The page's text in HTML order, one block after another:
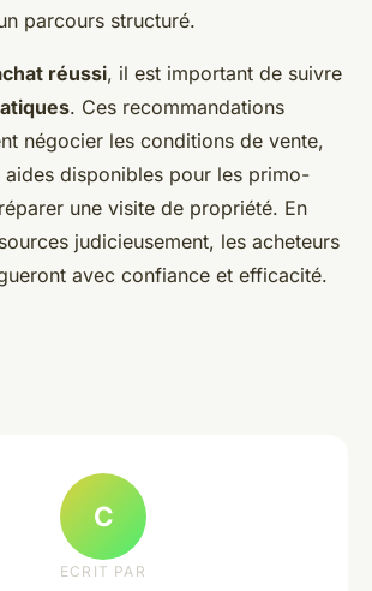
parcours structuré.
réussi, il est important de suivre
. Ces recommandations
négocier les conditions de vente,
disponibles pour les primo-
une visite de propriété. En
judicieusement, les acheteurs
avec confiance et efficacité.
C
ECRIT PAR